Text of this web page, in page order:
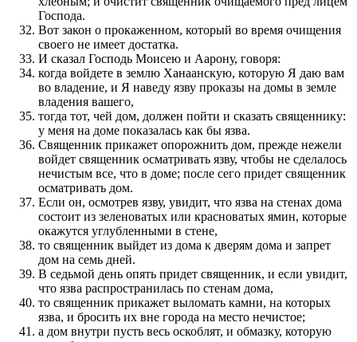
Господа.
Вот закон о прокаженном, который во время очищения
своего не имеет достатка.
И сказал Господь Моисею и Аарону, говоря:
когда войдете в землю Ханаанскую, которую Я даю вам
во владение, и Я наведу язву проказы на домы в земле
владения вашего,
тогда тот, чей дом, должен пойти и сказать священнику:
у меня на доме показалась как бы язва.
Священник прикажет опорожнить дом, прежде нежели
войдет священник осматривать язву, чтобы не сделалось
нечистым все, что в доме; после сего придет священник
осматривать дом.
Если он, осмотрев язву, увидит, что язва на стенах дома
состоит из зеленоватых или красноватых ямин, которые
окажутся углубленными в стене,
то священник выйдет из дома к дверям дома и запрет
дом на семь дней.
В седьмой день опять придет священник, и если увидит,
что язва распространилась по стенам дома,
то священник прикажет выломать камни, на которых
язва, и бросить их вне города на место нечистое;
а дом внутри пусть весь оскоблят, и обмазку, которую